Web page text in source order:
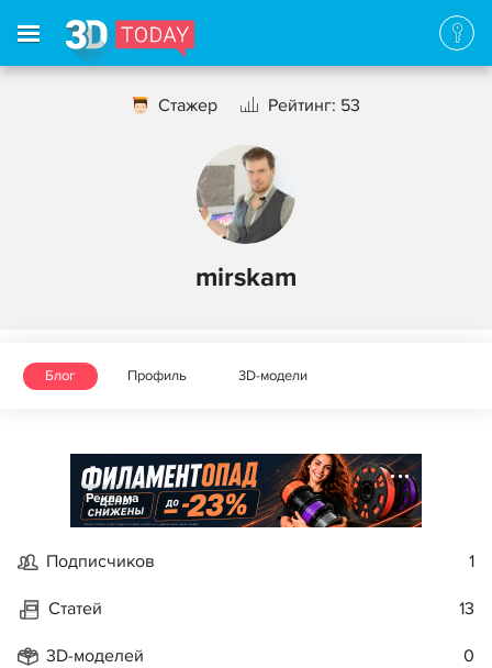
Стажер Рейтинг: 53
mirskam
Блог Профиль 3D-модели
Реклама
Подписчиков 1
Статей 13
3D-моделей 0